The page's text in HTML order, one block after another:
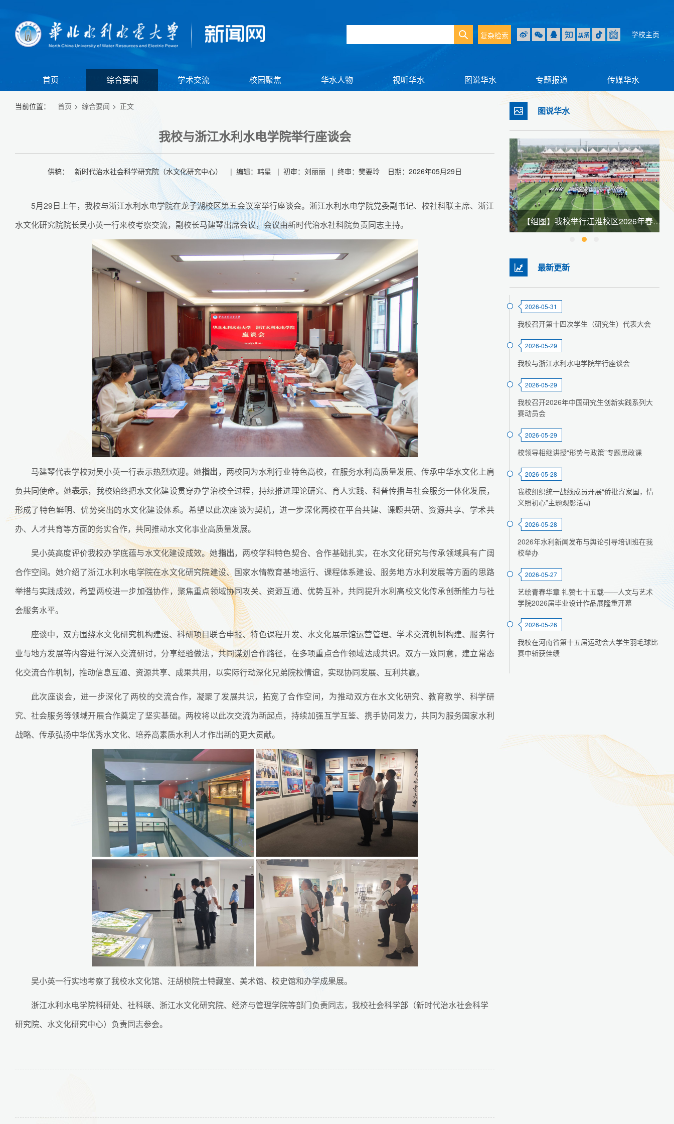
复杂检索 学校主页
首页 综合要闻 学术交流 校园聚焦 华水人物 视听华水 图说华水 专题报道 传媒华水
当前位置： 首页 综合要闻 正文
我校与浙江水利水电学院举行座谈会
供稿： 新时代治水社会科学研究院（水文化研究中心） | 编辑：韩星 | 初审：刘丽丽 | 终审：樊要玲 日期：2026年05月29日
5月29日上午，我校与浙江水利水电学院在龙子湖校区第五会议室举行座谈会。浙江水利水电学院党委副书记、校社科联主席、浙江
水文化研究院院长吴小英一行来校考察交流，副校长马建琴出席会议，会议由新时代治水社科院负责同志主持。
马建琴代表学校对吴小英一行表示热烈欢迎。她指出 ，两校同为水利行业特色高校，在服务水利高质量发展、传承中华水文化上肩
负共同使命。她表示，我校始终把水文化建设贯穿办学治校全过程，持续推进理论研究、育人实践、科普传播与社会服务一体化发展，
形成了特色鲜明、优势突出的水文化建设体系。希望以此次座谈为契机，进一步深化两校在平台共建、课题共研、资源共享、学术共
办、人才共育等方面的务实合作，共同推动水文化事业高质量发展。
吴小英高度评价我校办学底蕴与水文化建设成效。她指出，两校学科特色契合、合作基础扎实，在水文化研究与传承领域具有广阔
合作空间。她介绍了浙江水利水电学院在水文化研究院建设、国家水情教育基地运行、课程体系建设、服务地方水利发展等方面的思路
举措与实践成效，希望两校进一步加强协作，聚焦重点领域协同攻关、资源互通、优势互补，共同提升水利高校文化传承创新能力与社
会服务水平。
座谈中，双方围绕水文化研究机构建设、科研项目联合申报、特色课程开发、水文化展示馆运营管理、学术交流机制构建、服务行
业与地方发展等内容进行深入交流研讨，分享经验做法，共同谋划合作路径，在多项重点合作领域达成共识。双方一致同意，建立常态
化交流合作机制，推动信息互通、资源共享、成果共用，以实际行动深化兄弟院校情谊，实现协同发展、互利共赢。
此次座谈会，进一步深化了两校的交流合作，凝聚了发展共识，拓宽了合作空间，为推动双方在水文化研究、教育教学、科学研
究、社会服务等领域开展合作奠定了坚实基础。两校将以此次交流为新起点，持续加强互学互鉴、携手协同发力，共同为服务国家水利
战略、传承弘扬中华优秀水文化、培养高素质水利人才作出新的更大贡献。
吴小英一行实地考察了我校水文化馆、汪胡桢院士特藏室、美术馆、校史馆和办学成果展。
浙江水利水电学院科研处、社科联、浙江水文化研究院、经济与管理学院等部门负责同志，我校社会科学部（新时代治水社会科学
研究院、水文化研究中心）负责同志参会。
图说华水
【组图】我校举行江淮校区2026年春季田径运动会暨全民健身大会 【组图】2026年初冬逢雪 与君共赏 【组图】我校举行江淮校区2026年春季田径运动会暨全民健身大会
最新更新
2026-05-31
我校召开第十四次学生（研究生）代表大会
2026-05-29
我校与浙江水利水电学院举行座谈会
2026-05-29
我校召开2026年中国研究生创新实践系列大
赛动员会
2026-05-29
校领导相继讲授“形势与政策”专题思政课
2026-05-28
我校组织统一战线成员开展“侨批寄家国，情
义照初心”主题观影活动
2026-05-28
2026年水利新闻发布与舆论引导培训班在我
校举办
2026-05-27
艺绘青春华章 礼赞七十五载——人文与艺术
学院2026届毕业设计作品展隆重开幕
2026-05-26
我校在河南省第十五届运动会大学生羽毛球比
赛中斩获佳绩